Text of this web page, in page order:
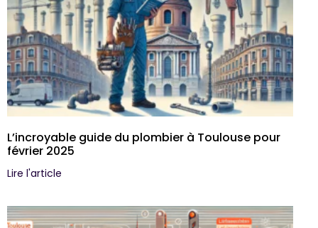
L’incroyable guide du plombier à Toulouse pour
février 2025
Lire l'article